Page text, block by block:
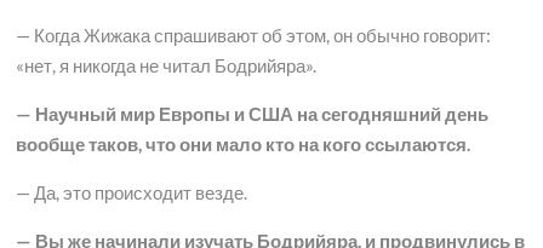
— Когда Жижака спрашивают об этом, он обычно говорит:
«нет, я никогда не читал Бодрийяра».
— Научный мир Европы и США на сегодняшний день
вообще таков, что они мало кто на кого ссылаются.
— Да, это происходит везде.
— Вы же начинали изучать Бодрийяра, и продвинулись в